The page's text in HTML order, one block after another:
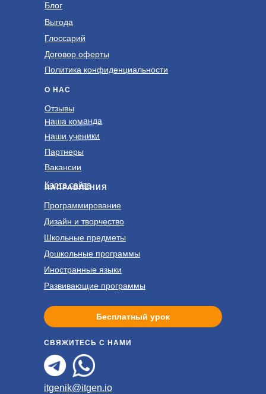
СВЯЖИТЕСЬ С НАМИ
itgenik@itgen.io
Договор оферты
Политика конфиденциальности
Глоссарий
Выгода
Блог
НАПРАВЛЕНИЯ
Программирование
Школьные предметы
Дизайн и творчество
Бесплатный урок
Дошкольные программы
Иностранные языки
Развивающие программы
О НАС
Отзывы
Наша команда
Наши ученики
Партнеры
Вакансии
Карта сайта